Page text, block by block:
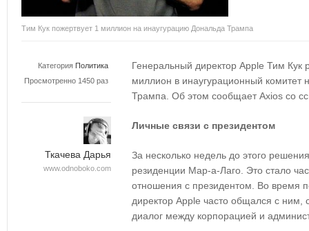
Тим Кук пожертвует 1 миллион на инаугурацию Дональда Трампа
Категория Политика
Просмотренно 1450 раз
Ткачева Дарья
www.odnoboko.com
Генеральный директор Apple Тим Кук
миллион в инаугурационный
Трампа. Об этом сообщает Axios со
Личные связи с президентом
За несколько недель до этого
резиденции Мар-а-Лаго. Это стало
отношения с президентом. Во время
директор Apple часто общался с ним,
диалог между корпорацией и